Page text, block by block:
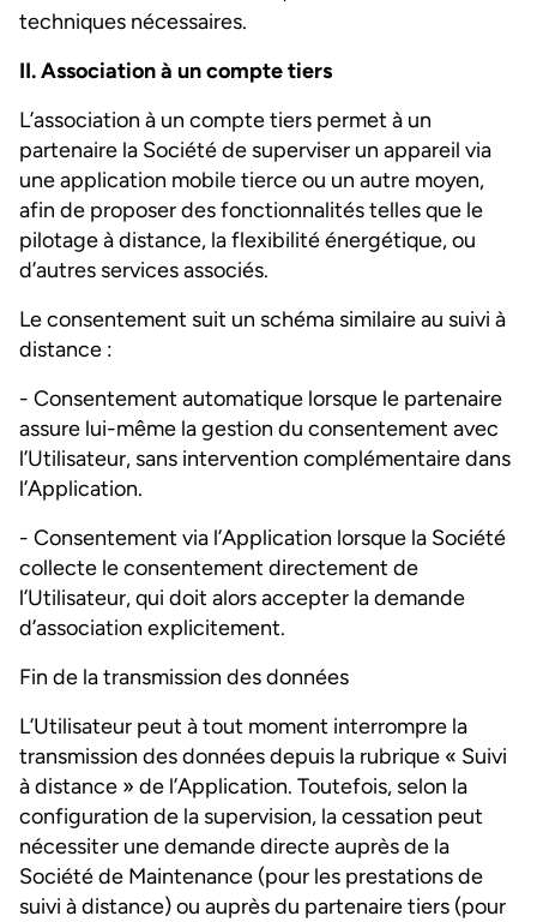
techniques nécessaires.
II. Association à un compte tiers
L’association à un compte tiers permet à un
partenaire la Société de superviser un appareil via
une application mobile tierce ou un autre moyen,
afin de proposer des fonctionnalités telles que le
pilotage à distance, la flexibilité énergétique, ou
d’autres services associés.
Le consentement suit un schéma similaire au suivi à
distance :
- Consentement automatique lorsque le partenaire
assure lui-même la gestion du consentement avec
l’Utilisateur, sans intervention complémentaire dans
l’Application.
- Consentement via l’Application lorsque la Société
collecte le consentement directement de
l’Utilisateur, qui doit alors accepter la demande
d’association explicitement.
Fin de la transmission des données
L’Utilisateur peut à tout moment interrompre la
transmission des données depuis la rubrique « Suivi
à distance » de l’Application. Toutefois, selon la
configuration de la supervision, la cessation peut
nécessiter une demande directe auprès de la
Société de Maintenance (pour les prestations de
suivi à distance) ou auprès du partenaire tiers (pour